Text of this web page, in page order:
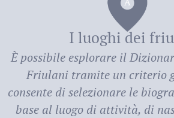
deiI luoghi dei
È possibile esplorare il
Friulani tramite un criterio
consente di selezionare le
base al luogo di attività, di